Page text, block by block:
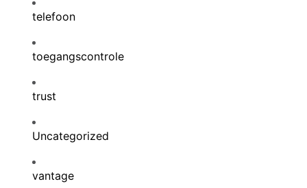
telefoon
toegangscontrole
trust
Uncategorized
vantage